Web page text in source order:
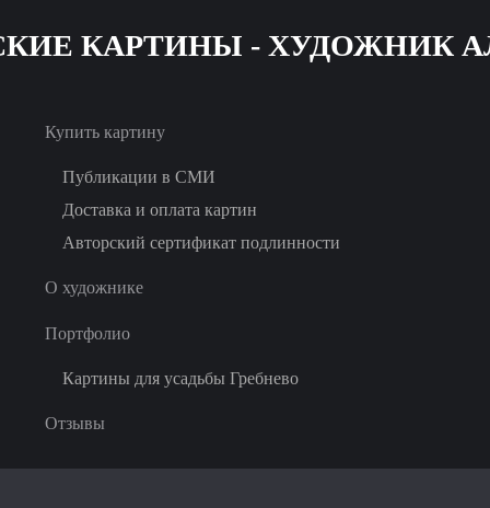
Skip
content
Купить картину
Публикации в СМИ
Доставка и оплата картин
Авторский сертификат подлинности
О художнике
Портфолио
Картины для усадьбы Гребнево
Отзывы